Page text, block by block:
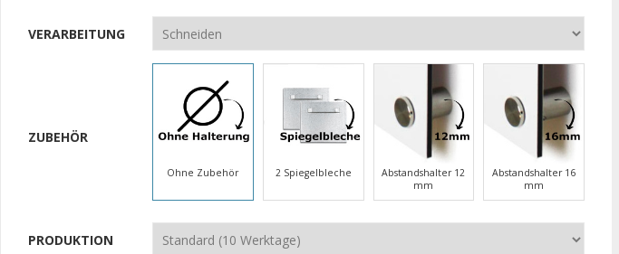
VERARBEITUNG
ZUBEHÖR
Ohne Zubehör 2 Spiegelbleche
Abstandshalter 12
mm
Abstandshalter 16
mm
PRODUKTION